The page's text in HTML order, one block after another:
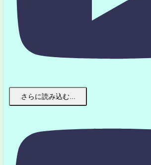
さらに読み込む...